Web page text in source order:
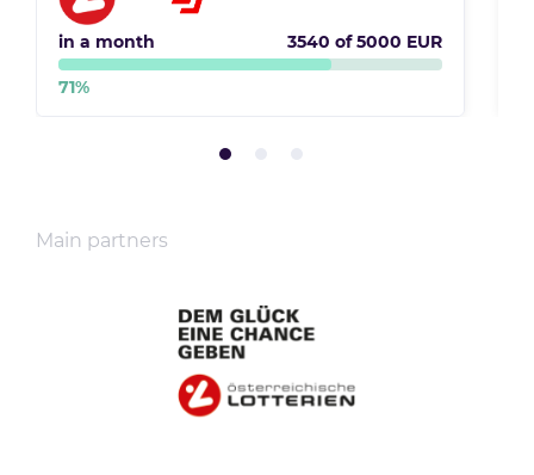
in a month 3540 of5000 EUR
71%
Main partners